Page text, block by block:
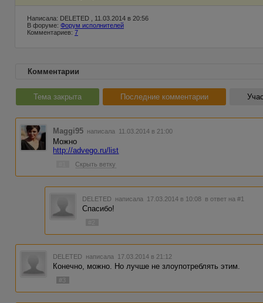
Написала: DELETED , 11.03.2014 в 20:56
В форуме: Форум исполнителей
Комментариев: 7
Комментарии
Тема закрыта Последние комментарии
Maggi95 написала 11.03.2014 в 21:00
Можно
http://advego.ru/list
Скрыть ветку
DELETED написала 17.03.2014 в 10:08 в ответ на #1
Спасибо!
DELETED написала 17.03.2014 в 21:12
Конечно, можно. Но лучше не злоупотреблять этим.
#3